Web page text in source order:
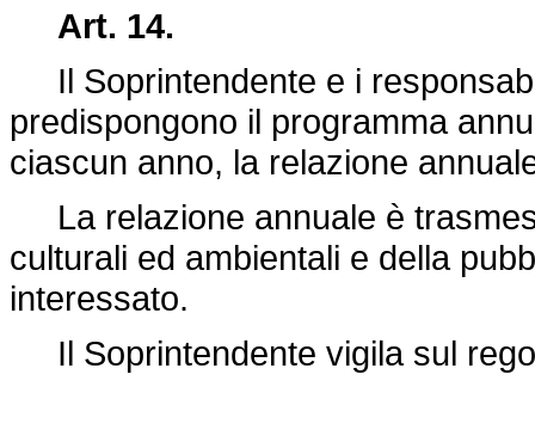
Art. 14.
Il Soprintendente e i
predispongono il programma
ciascun anno, la relazione
La relazione annuale è
culturali ed ambientali e della
interessato.
Il Soprintendente vigila sul